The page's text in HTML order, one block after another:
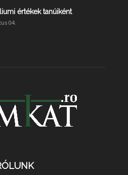
értékek tanúiként
04.